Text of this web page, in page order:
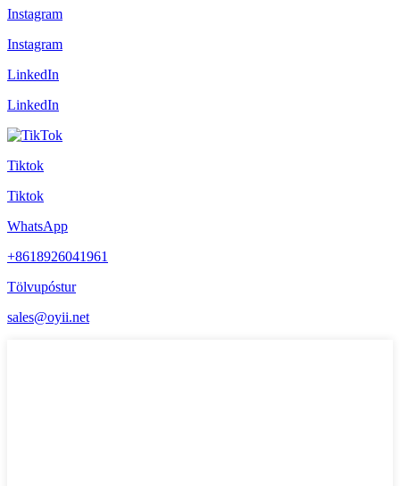
Instagram
Instagram
LinkedIn
LinkedIn
Tiktok
Tiktok
WhatsApp
+8618926041961
Tölvupóstur
sales@oyii.net